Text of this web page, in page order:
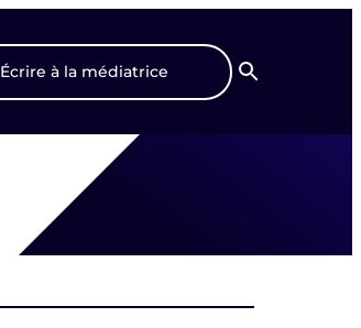
Écrire à la médiatrice
Recherche